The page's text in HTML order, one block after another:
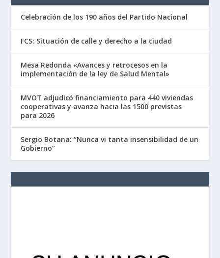
Celebración de los 190 años del Partido Nacional
FCS: Situación de calle y derecho a la ciudad
Mesa Redonda «Avances y retrocesos en la
implementación de la ley de Salud Mental»
MVOT adjudicó financiamiento para 440 viviendas
cooperativas y avanza hacia las 1500 previstas
para 2026
Sergio Botana: “Nunca vi tanta insensibilidad de un
Gobierno”